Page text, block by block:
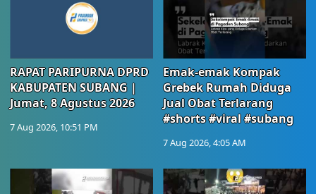
RAPAT PARIPURNA DPRD
KABUPATEN SUBANG |
Jumat, 8 Agustus 2026
7 Aug 2026, 10:51 PM
Emak-emak Kompak
Grebek Rumah Diduga
Jual Obat Terlarang
#shorts #viral #subang
7 Aug 2026, 4:05 AM